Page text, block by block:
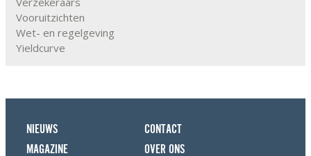
Vooruitzichten
Wet- en regelgeving
Yieldcurve
NIEUWS
MAGAZINE
CONTACT
OVER ONS